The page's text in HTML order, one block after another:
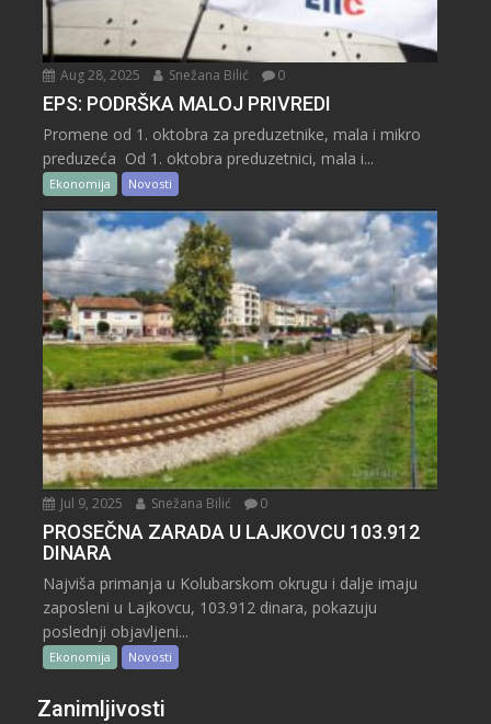
Aug 28, 2025 Snežana Bilić 0
EPS: PODRŠKA MALOJ PRIVREDI
Promene od 1. oktobra za preduzetnike, mala i mikro
preduzeća Od 1. oktobra preduzetnici, mala i...
Ekonomija Novosti
Jul 9, 2025 Snežana Bilić 0
PROSEČNA ZARADA U LAJKOVCU 103.912
DINARA
Najviša primanja u Kolubarskom okrugu i dalje imaju
zaposleni u Lajkovcu, 103.912 dinara, pokazuju
poslednji objavljeni...
Ekonomija Novosti
Zanimljivosti